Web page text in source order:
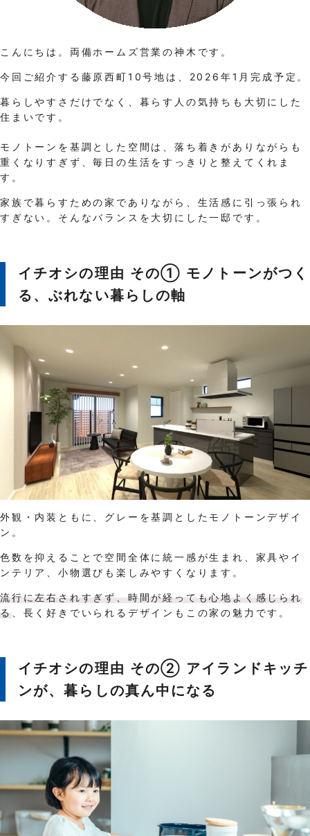
こんにちは。両備ホームズ営業の神木です。
今回ご紹介する藤原西町10号地は、2026年1月完成予定。
暮らしやすさだけでなく、暮らす人の気持ちも大切にした
住まいです。
モノトーンを基調とした空間は、落ち着きがありながらも
重くなりすぎず、毎日の生活をすっきりと整えてくれま
す。
家族で暮らすための家でありながら、生活感に引っ張られ
すぎない。そんなバランスを大切にした一邸です。
イチオシの理由 その① モノトーンがつく
る、ぶれない暮らしの軸
外観・内装ともに、グレーを基調としたモノトーンデザイ
ン。
色数を抑えることで空間全体に統一感が生まれ、家具やイ
ンテリア、小物選びも楽しみやすくなります。
流行に左右されすぎず、時間が経っても心地よく感じられ
る、長く好きでいられるデザインもこの家の魅力です。
イチオシの理由 その② アイランドキッチ
ンが、暮らしの真ん中になる